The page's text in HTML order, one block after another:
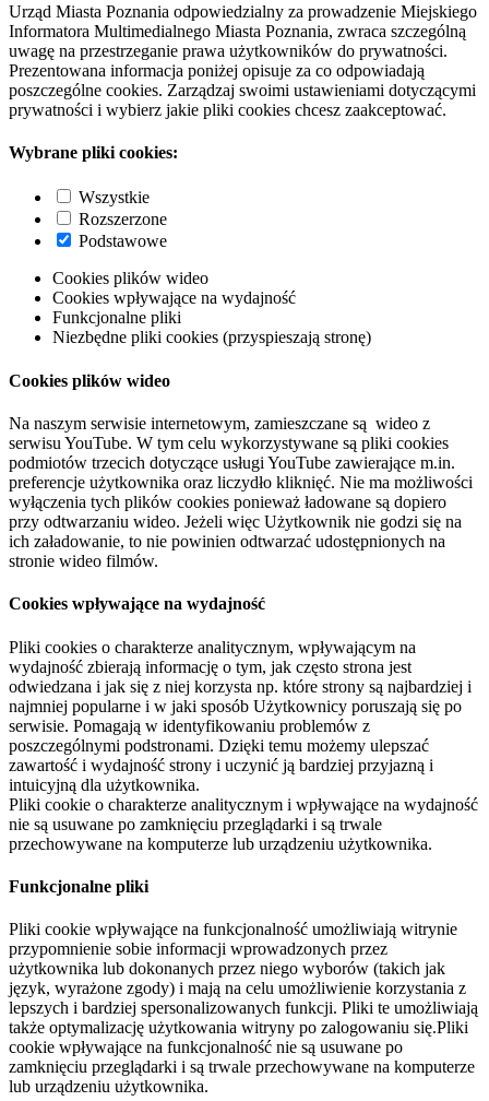
Urząd Miasta Poznania odpowiedzialny za prowadzenie Miejskiego
Informatora Multimedialnego Miasta Poznania, zwraca szczególną
uwagę na przestrzeganie prawa użytkowników do prywatności.
Prezentowana informacja poniżej opisuje za co odpowiadają
poszczególne cookies. Zarządzaj swoimi ustawieniami dotyczącymi
prywatności i wybierz jakie pliki cookies chcesz zaakceptować.
Wybrane pliki cookies:
Wszystkie
Rozszerzone
Podstawowe
Cookies plików wideo
Cookies wpływające na wydajność
Funkcjonalne pliki
Niezbędne pliki cookies (przyspieszają stronę)
Cookies plików wideo
Na naszym serwisie internetowym, zamieszczane są wideo z
serwisu YouTube. W tym celu wykorzystywane są pliki cookies
podmiotów trzecich dotyczące usługi YouTube zawierające m.in.
preferencje użytkownika oraz liczydło kliknięć. Nie ma możliwości
wyłączenia tych plików cookies ponieważ ładowane są dopiero
przy odtwarzaniu wideo. Jeżeli więc Użytkownik nie godzi się na
ich załadowanie, to nie powinien odtwarzać udostępnionych na
stronie wideo filmów.
Cookies wpływające na wydajność
Pliki cookies o charakterze analitycznym, wpływającym na
wydajność zbierają informację o tym, jak często strona jest
odwiedzana i jak się z niej korzysta np. które strony są najbardziej i
najmniej popularne i w jaki sposób Użytkownicy poruszają się po
serwisie. Pomagają w identyfikowaniu problemów z
poszczególnymi podstronami. Dzięki temu możemy ulepszać
zawartość i wydajność strony i uczynić ją bardziej przyjazną i
intuicyjną dla użytkownika.
Pliki cookie o charakterze analitycznym i wpływające na wydajność
nie są usuwane po zamknięciu przeglądarki i są trwale
przechowywane na komputerze lub urządzeniu użytkownika.
Funkcjonalne pliki
Pliki cookie wpływające na funkcjonalność umożliwiają witrynie
przypomnienie sobie informacji wprowadzonych przez
użytkownika lub dokonanych przez niego wyborów (takich jak
język, wyrażone zgody) i mają na celu umożliwienie korzystania z
lepszych i bardziej spersonalizowanych funkcji. Pliki te umożliwiają
także optymalizację użytkowania witryny po zalogowaniu się.Pliki
cookie wpływające na funkcjonalność nie są usuwane po
zamknięciu przeglądarki i są trwale przechowywane na komputerze
lub urządzeniu użytkownika.